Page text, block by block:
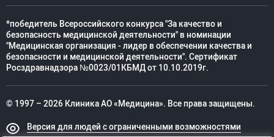
*победитель Всероссийского конкурса "За качество и
безопасность медицинской деятельности" в номинации
"Медицинская организация - лидер в обеспечении качества и
безопасности и медицинской деятельности". Сертификат
Росздравнадзора №0023/01КБМД от 10.10.2019г.
© 1997 – 2026 Клиника АО «Медицина». Все права защищены.
Версия для людей с ограниченными возможностями